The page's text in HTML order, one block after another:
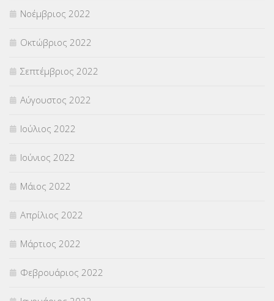
Νοέμβριος 2022
Οκτώβριος 2022
Σεπτέμβριος 2022
Αύγουστος 2022
Ιούλιος 2022
Ιούνιος 2022
Μάιος 2022
Απρίλιος 2022
Μάρτιος 2022
Φεβρουάριος 2022